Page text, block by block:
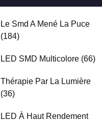
Le Smd A Mené La Puce
(184)
LED SMD Multicolore (66)
Thérapie Par La Lumière
(36)
LED À Haut Rendement